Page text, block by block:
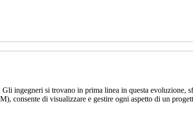
ingegneri si trovano in prima linea in questa evoluzione,
consente di visualizzare e gestire ogni aspetto di un